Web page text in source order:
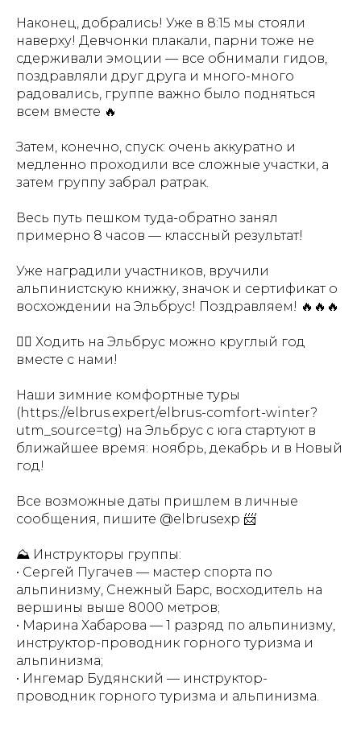
Наконец, добрались! Уже в 8:15 мы стояли
наверху! Девчонки плакали, парни тоже не
сдерживали эмоции — все обнимали гидов,
поздравляли друг друга и много-много
радовались, группе важно было подняться
всем вместе 🔥
Затем, конечно, спуск: очень аккуратно и
медленно проходили все сложные участки, а
затем группу забрал ратрак.
Весь путь пешком туда-обратно занял
примерно 8 часов — классный результат!
Уже наградили участников, вручили
альпинистскую книжку, значок и сертификат о
восхождении на Эльбрус! Поздравляем! 🔥🔥🔥
👉🏻 Ходить на Эльбрус можно круглый год
вместе с нами!
Наши зимние комфортные туры
(https://elbrus.expert/elbrus-comfort-winter?
utm_source=tg) на Эльбрус с юга стартуют в
ближайшее время: ноябрь, декабрь и в Новый
год!
Все возможные даты пришлем в личные
сообщения, пишите @elbrusexp 📨
⛰ Инструкторы группы:
• Сергей Пугачев — мастер спорта по
альпинизму, Снежный Барс, восходитель на
вершины выше 8000 метров;
• Марина Хабарова — 1 разряд по альпинизму,
инструктор-проводник горного туризма и
альпинизма;
• Ингемар Будянский — инструктор-
проводник горного туризма и альпинизма.